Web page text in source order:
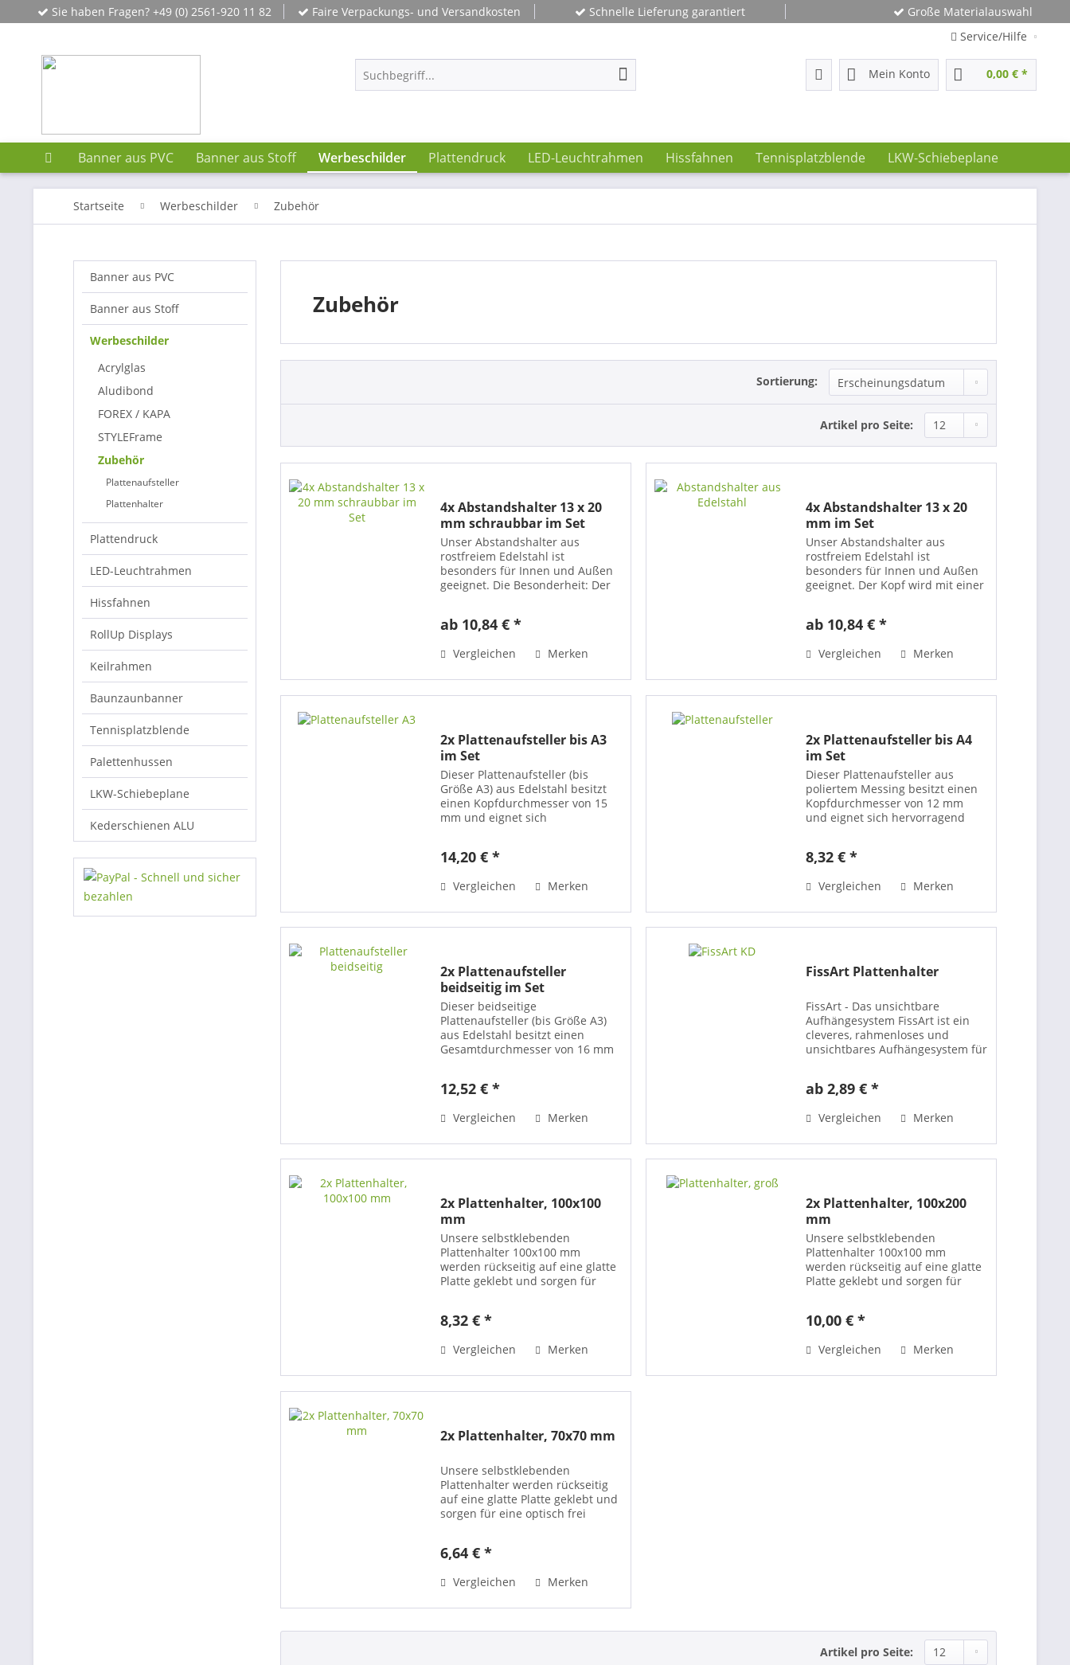
Sie haben Fragen? +49 (0) 2561-920 11 82 Faire Verpackungs- und Versandkosten Schnelle Lieferung garantiert
Große Materialauswahl
Service/Hilfe
Mein Konto 0,00 € *
Banner aus PVC Banner aus Stoff Werbeschilder Plattendruck LED-Leuchtrahmen Hissfahnen Tennisplatzblende LKW-Schiebeplane
Startseite Werbeschilder Zubehör
Banner aus PVC
Banner aus Stoff
Werbeschilder
Acrylglas
Aludibond
FOREX / KAPA
STYLEFrame
Zubehör
Plattenaufsteller
Plattenhalter
Plattendruck
LED-Leuchtrahmen
Hissfahnen
RollUp Displays
Keilrahmen
Baunzaunbanner
Tennisplatzblende
Palettenhussen
LKW-Schiebeplane
Kederschienen ALU
Zubehör
Sortierung:
Artikel pro Seite:
4x Abstandshalter 13 x 20
mm schraubbar im Set
Unser Abstandshalter aus
rostfreiem Edelstahl ist
besonders für Innen und Außen
geeignet. Die Besonderheit: Der
mit einer Madenschraube fixiert
ab 10,84 € *
Vergleichen Merken
4x Abstandshalter 13 x 20
mm im Set
Unser Abstandshalter aus
rostfreiem Edelstahl ist
besonders für Innen und Außen
geeignet. Der Kopf wird mit einer
geschützt. Hierdurch kann Ihr
ab 10,84 € *
Vergleichen Merken
2x Plattenaufsteller bis A3
im Set
Dieser Plattenaufsteller (bis
Größe A3) aus Edelstahl besitzt
einen Kopfdurchmesser von 15
mm und eignet sich
Informationsschildern sowie
Empfangstheken oder...
14,20 € *
Vergleichen Merken
2x Plattenaufsteller bis A4
im Set
Dieser Plattenaufsteller aus
poliertem Messing besitzt einen
Kopfdurchmesser von 12 mm
und eignet sich hervorragend
Thekendiplays an Rezeptionen,
auf...
8,32 € *
Vergleichen Merken
2x Plattenaufsteller
beidseitig im Set
Dieser beidseitige
Plattenaufsteller (bis Größe A3)
aus Edelstahl besitzt einen
Gesamtdurchmesser von 16 mm
oder Informationsschildern sowie
12,52 € *
Vergleichen Merken
FissArt Plattenhalter
FissArt - Das unsichtbare
Aufhängesystem FissArt ist ein
cleveres, rahmenloses und
unsichtbares Aufhängesystem für
System besteht aus einer
ab 2,89 € *
Vergleichen Merken
2x Plattenhalter, 100x100
mm
Unsere selbstklebenden
Plattenhalter 100x100 mm
werden rückseitig auf eine glatte
Platte geklebt und sorgen für
Abstand von mindestens 8 mm
Die meiste...
8,32 € *
Vergleichen Merken
2x Plattenhalter, 100x200
mm
Unsere selbstklebenden
Plattenhalter 100x100 mm
werden rückseitig auf eine glatte
Platte geklebt und sorgen für
Abstand von mindestens 8 mm
Die meiste...
10,00 € *
Vergleichen Merken
2x Plattenhalter, 70x70 mm
Unsere selbstklebenden
Plattenhalter werden rückseitig
auf eine glatte Platte geklebt und
sorgen für eine optisch frei
mm an Ihrer Wand präsentiert
6,64 € *
Vergleichen Merken
Artikel pro Seite: